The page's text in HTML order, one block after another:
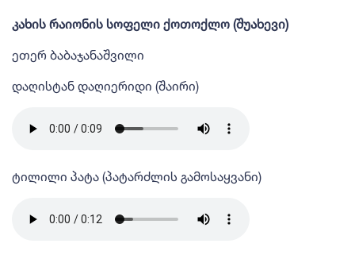
კახის რაიონის სოფელი ქოთოქლო (შუახევი)
ეთერ ბაბაჯანაშვილი
დაღისტან დაღიერიდი (შაირი)
ტილილი პატა (პატარძლის გამოსაყვანი)